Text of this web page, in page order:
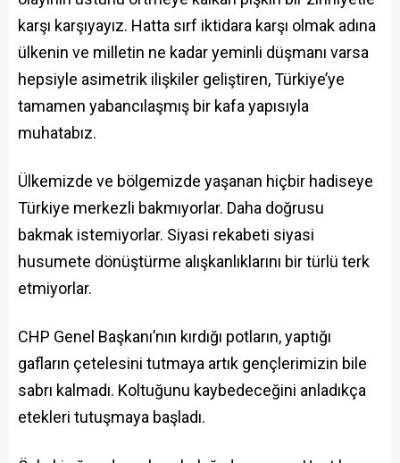
karşı karşıyayız. Hatta sırf iktidara karşı olmak adına
ülkenin ve milletin ne kadar yeminli düşmanı varsa
hepsiyle asimetrik ilişkiler geliştiren, Türkiye’ye
tamamen yabancılaşmış bir kafa yapısıyla
muhatabız.
Ülkemizde ve bölgemizde yaşanan hiçbir hadiseye
Türkiye merkezli bakmıyorlar. Daha doğrusu
bakmak istemiyorlar. Siyasi rekabeti siyasi
husumete dönüştürme alışkanlıklarını bir türlü terk
etmiyorlar.
CHP Genel Başkanı’nın kırdığı potların, yaptığı
gafların çetelesini tutmaya artık gençlerimizin bile
sabrı kalmadı. Koltuğunu kaybedeceğini anladıkça
etekleri tutuşmaya başladı.